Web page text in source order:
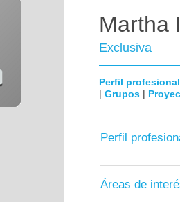
Martha
Exclusiva
Perfil profesional
| Grupos |
Perfil
Áreas de